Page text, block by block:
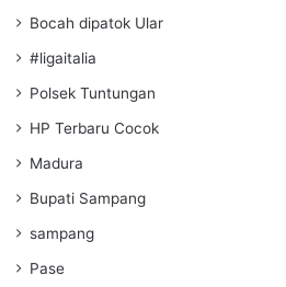
Bocah dipatok Ular
#ligaitalia
Polsek Tuntungan
HP Terbaru Cocok
Madura
Bupati Sampang
sampang
Pase